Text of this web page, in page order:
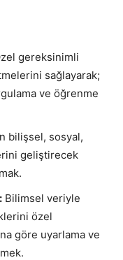
gereksinimli
sağlayarak;
ve öğrenme
bilişsel, sosyal,
geliştirecek
Bilimsel veriyle
özel
göre uyarlama ve